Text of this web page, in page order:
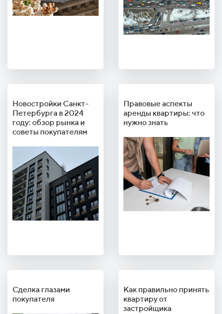
Новостройки Санкт-
Петербурга в 2024
году: обзор рынка и
советы покупателям
Правовые аспекты
аренды квартиры: что
нужно знать
Сделка глазами
покупателя
Как правильно принять
квартиру от
застройщика